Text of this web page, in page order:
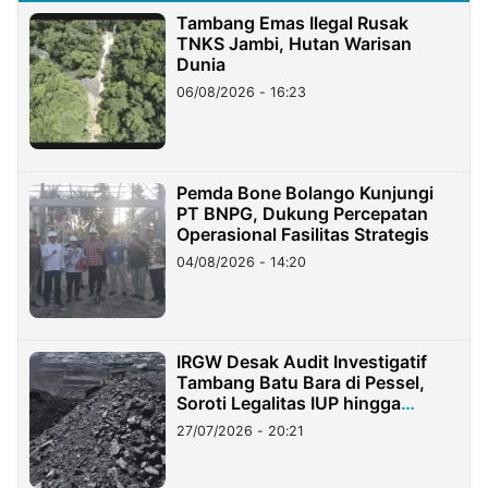
Tambang Emas Ilegal Rusak
TNKS Jambi, Hutan Warisan
Dunia
06/08/2026 - 16:23
Pemda Bone Bolango Kunjungi
PT BNPG, Dukung Percepatan
Operasional Fasilitas Strategis
04/08/2026 - 14:20
IRGW Desak Audit Investigatif
Tambang Batu Bara di Pessel,
Soroti Legalitas IUP hingga
Stockpile
27/07/2026 - 20:21